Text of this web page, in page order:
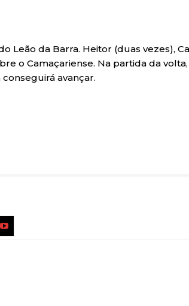
Leão da Barra. Heitor (duas vezes),
o Camaçariense. Na partida da
avançar.